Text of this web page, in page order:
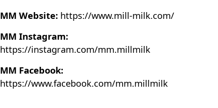
MM Website: https://www.mill-milk.com/
MM Instagram:
https://instagram.com/mm.millmilk
MM Facebook:
https://www.facebook.com/mm.millmilk